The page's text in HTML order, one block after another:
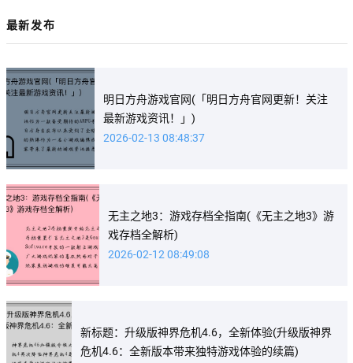
最新发布
明日方舟游戏官网(「明日方舟官网更新！关注
最新游戏资讯！」)
2026-02-13 08:48:37
无主之地3：游戏存档全指南(《无主之地3》游
戏存档全解析)
2026-02-12 08:49:08
新标题：升级版神界危机4.6，全新体验(升级版神界
危机4.6：全新版本带来独特游戏体验的续篇)